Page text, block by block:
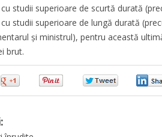
studii superioare de scurtă durată
studii superioare de lungă durată
şi ministrul), pentru această
brut.